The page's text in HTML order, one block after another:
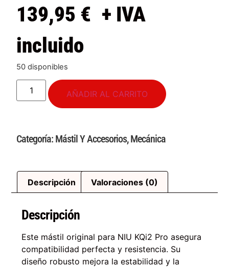
139,95 € + IVA
incluido
50 disponibles
AÑADIR AL CARRITO
Categoría: Mástil Y Accesorios,Mecánica
Descripción Valoraciones (0)
Descripción
Este mástil original para NIU KQi2 Pro asegura
compatibilidad perfecta y resistencia. Su
diseño robusto mejora la estabilidad y la